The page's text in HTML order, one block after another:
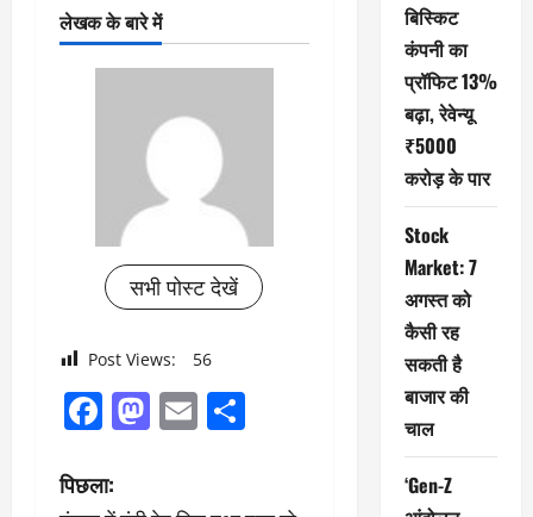
लेखक के बारे में
सभी पोस्ट देखें
Post Views: 56
Facebook
Mastodon
Email
पो
पिछला:
बिस्किट
कंपनी का
प्रॉफिट 13%
बढ़ा, रेवेन्यू
₹5000
करोड़ के पार
Stock
Market: 7
अगस्त को
कैसी रह
सकती है
बाजार की
चाल
‘Gen-Z